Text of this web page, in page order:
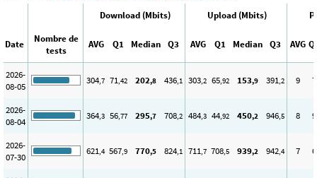
Download (Mbits) Upload (Mbits)
Date
Nombre de
tests
AVG Q1 Median Q3 AVG Q1 Median Q3 AVG
2026-
08-05
304,7 71,42 202,8 436,1 303,2 65,92 153,9 391,2 9 7
2026-
08-04
364,3 56,77 295,7 708,2 484,3 44,92 450,2 946,5 8 9
2026-
07-30
621,4 567,9 770,5 824,1 711,7 708,5 939,2 942,4 7 6